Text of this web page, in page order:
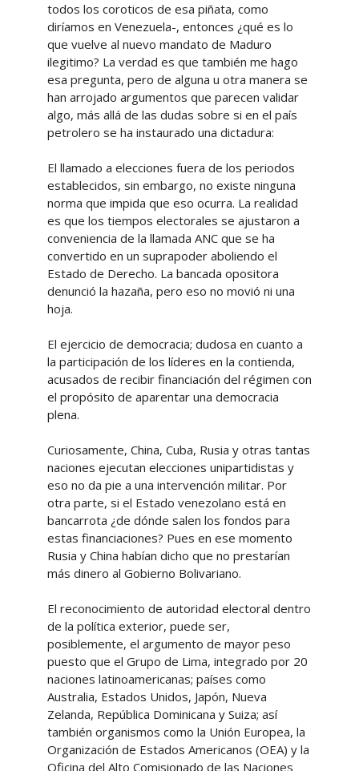
todos los coroticos de esa piñata, como
diríamos en Venezuela-, entonces ¿qué es lo
que vuelve al nuevo mandato de Maduro
ilegitimo? La verdad es que también me hago
esa pregunta, pero de alguna u otra manera se
han arrojado argumentos que parecen validar
algo, más allá de las dudas sobre si en el país
petrolero se ha instaurado una dictadura:
El llamado a elecciones fuera de los periodos
establecidos, sin embargo, no existe ninguna
norma que impida que eso ocurra. La realidad
es que los tiempos electorales se ajustaron a
conveniencia de la llamada ANC que se ha
convertido en un suprapoder aboliendo el
Estado de Derecho. La bancada opositora
denunció la hazaña, pero eso no movió ni una
hoja.
El ejercicio de democracia; dudosa en cuanto a
la participación de los líderes en la contienda,
acusados de recibir financiación del régimen con
el propósito de aparentar una democracia
plena.
Curiosamente, China, Cuba, Rusia y otras tantas
naciones ejecutan elecciones unipartidistas y
eso no da pie a una intervención militar. Por
otra parte, si el Estado venezolano está en
bancarrota ¿de dónde salen los fondos para
estas financiaciones? Pues en ese momento
Rusia y China habían dicho que no prestarían
más dinero al Gobierno Bolivariano.
El reconocimiento de autoridad electoral dentro
de la política exterior, puede ser,
posiblemente, el argumento de mayor peso
puesto que el Grupo de Lima, integrado por 20
naciones latinoamericanas; países como
Australia, Estados Unidos, Japón, Nueva
Zelanda, República Dominicana y Suiza; así
también organismos como la Unión Europea, la
Organización de Estados Americanos (OEA) y la
Oficina del Alto Comisionado de las Naciones